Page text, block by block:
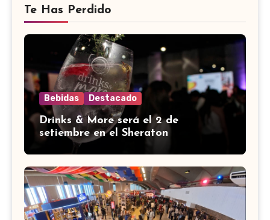
Te Has Perdido
Bebidas Destacado
Drinks & More será el 2 de
setiembre en el Sheraton